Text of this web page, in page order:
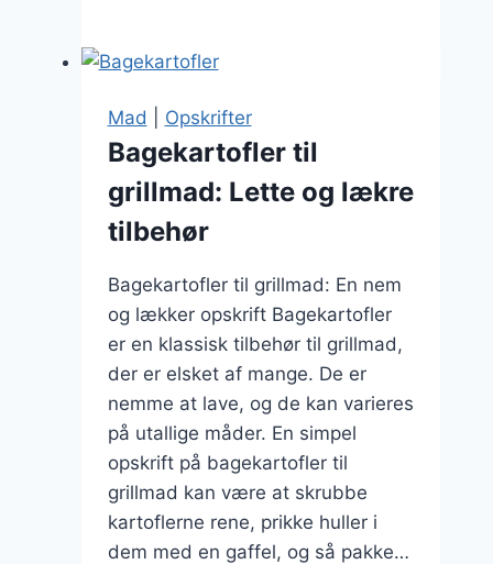
gode
opskrifter
Mad Opskrifter
Bagekartofler til
grillmad: Lette og lækre
tilbehør
Bagekartofler til grillmad: En nem
og lækker opskrift Bagekartofler
er en klassisk tilbehør til grillmad,
der er elsket af mange. De er
nemme at lave, og de kan varieres
på utallige måder. En simpel
opskrift på bagekartofler til
grillmad kan være at skrubbe
kartoflerne rene, prikke huller i
dem med en gaffel, og så pakke…